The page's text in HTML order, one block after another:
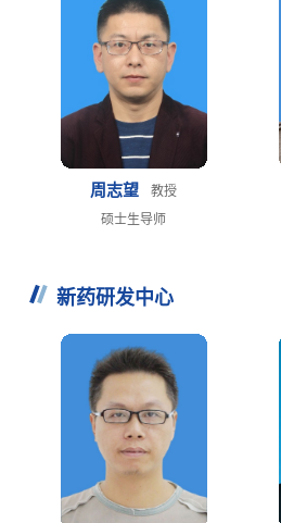
周志望
教授
硕士生导师
新药研发中心